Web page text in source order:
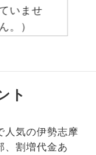
ト
人気の伊勢志摩
、割増代金あ
個人型プランで
参加いただけるコー
加料金がかからない
いただけるコースで